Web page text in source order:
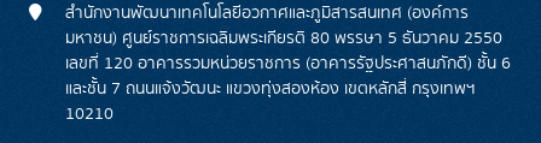
สำนักงานพัฒนาเทคโนโลยีอวกาศและภูมิสารสนเทศ (องค์การ
มหาชน) ศูนย์ราชการเฉลิมพระเกียรติ 80 พรรษา 5 ธันวาคม 2550
เลขที่ 120 อาคารรวมหน่วยราชการ (อาคารรัฐประศาสนภักดี) ชั้น 6
และชั้น 7 ถนนแจ้งวัฒนะ แขวงทุ่งสองห้อง เขตหลักสี่ กรุงเทพฯ
10210